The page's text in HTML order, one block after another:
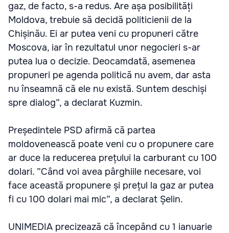
gaz, de facto, s-a redus. Are așa posibilități
Moldova, trebuie să decidă politicienii de la
Chișinău. Ei ar putea veni cu propuneri către
Moscova, iar în rezultatul unor negocieri s-ar
putea lua o decizie. Deocamdată, asemenea
propuneri pe agenda politică nu avem, dar asta
nu înseamnă că ele nu există. Suntem deschiși
spre dialog”, a declarat Kuzmin.
Președintele PSD afirmă că partea
moldovenească poate veni cu o propunere care
ar duce la reducerea prețului la carburant cu 100
dolari. ”Când voi avea pârghiile necesare, voi
face această propunere și prețul la gaz ar putea
fi cu 100 dolari mai mic”, a declarat Șelin.
UNIMEDIA precizează că începând cu 1 ianuarie